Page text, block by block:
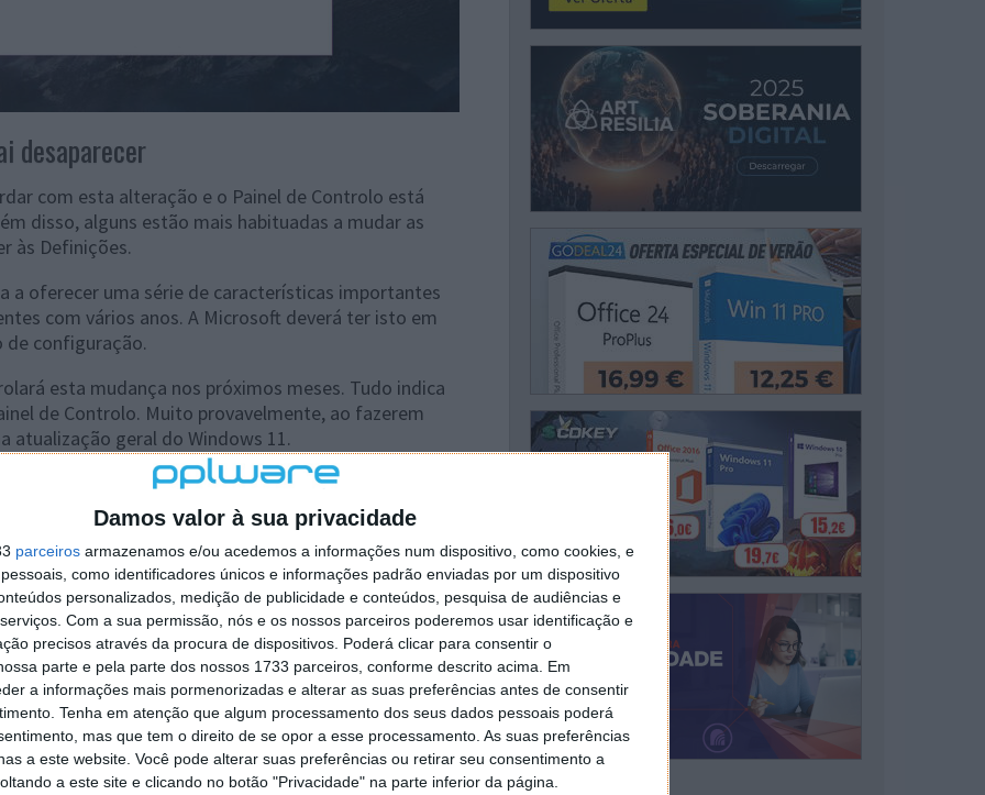
Damos valor à sua privacidade
parceiros armazenamos e/ou acedemos a informações num dispositivo, como cookies, e
como identificadores únicos e informações padrão enviadas por um dispositivo
personalizados, medição de publicidade e conteúdos, pesquisa de audiências e
Com a sua permissão, nós e os nossos parceiros poderemos usar identificação e
precisos através da procura de dispositivos. Poderá clicar para consentir o
parte e pela parte dos nossos 1733 parceiros, conforme descrito acima. Em
a informações mais pormenorizadas e alterar as suas preferências antes de consentir
Tenha em atenção que algum processamento dos seus dados pessoais poderá
mas que tem o direito de se opor a esse processamento. As suas preferências
a este website. Você pode alterar suas preferências ou retirar seu consentimento a
a este site e clicando no botão "Privacidade" na parte inferior da página.
desaparecer
com esta alteração e o Painel de Controlo está
disso, alguns estão mais habituadas a mudar as
às Definições.
a oferecer uma série de características importantes
com vários anos. A Microsoft deverá ter isto em
de configuração.
esta mudança nos próximos meses. Tudo indica
de Controlo. Muito provavelmente, ao fazerem
atualização geral do Windows 11.
tem mais de um ano
no Google Notícias
Autor:Pedro Simões
Windows